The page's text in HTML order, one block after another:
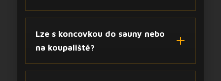
Lze s koncovkou do sauny nebo
na koupaliště?